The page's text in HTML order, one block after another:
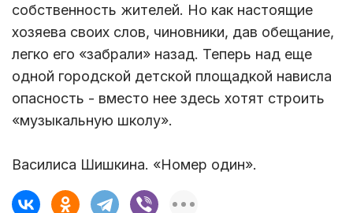
собственность жителей. Но как настоящие
хозяева своих слов, чиновники, дав обещание,
легко его «забрали» назад. Теперь над еще
одной городской детской площадкой нависла
опасность - вместо нее здесь хотят строить
«музыкальную школу».
Василиса Шишкина. «Номер один».